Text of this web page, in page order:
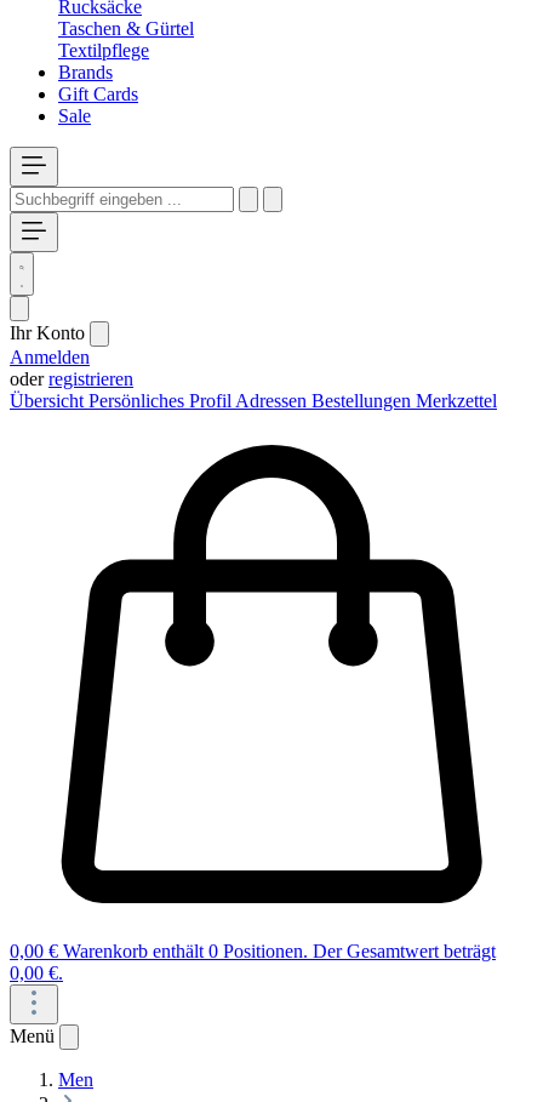
Rucksäcke
Taschen & Gürtel
Textilpflege
Brands
Gift Cards
Sale
Ihr Konto
Anmelden
oderregistrieren
Übersicht Persönliches Profil Adressen Bestellungen Merkzettel
0,00 € Warenkorb enthält 0 Positionen. Der Gesamtwert beträgt
0,00 €.
Menü
Men